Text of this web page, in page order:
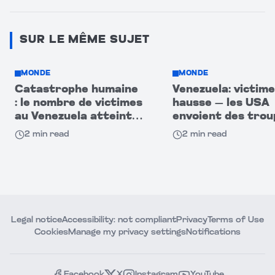
SUR LE MÊME SUJET
MONDE
Catastrophe humaine
: le nombre de victimes
au Venezuela atteint
920
2 min read
MONDE
Venezuela:
hausse — les USA
envoient des
après le séisme
dévastateur!
2 min read
Legal noticeAccessibility: not compliantPrivacyTerms of Use
CookiesManage my privacy settingsNotifications